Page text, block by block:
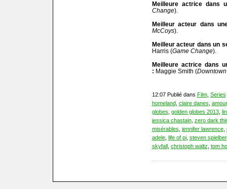
Meilleure actrice dans
Change).
Meilleur acteur dans
McCoys).
Meilleur acteur dans un
Harris (Game Change).
Meilleure actrice dans
: Maggie Smith (
12:07 Publié dans Film, Series
homeland, claire danes amour
globes golden globes 2013,
jessica chastain, zero dark
misérables jennifer lawrence,
adele, life of pi, steven
skyfall, christoph waltz tom